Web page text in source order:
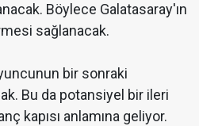
Böylece Galatasaray'ın
sağlanacak.
bir sonraki
Bu da potansiyel bir ileri
kapısı anlamına geliyor.